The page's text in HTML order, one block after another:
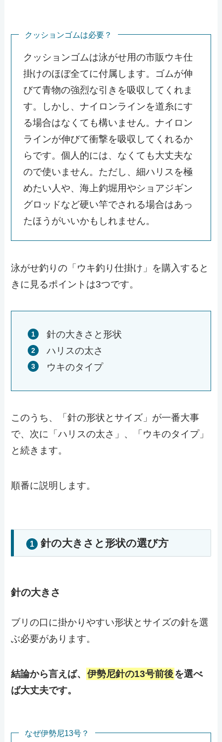
クッションゴムは必要？
クッションゴムは泳がせ用の市販ウキ仕
掛けのほぼ全てに付属します。ゴムが伸
びて青物の強烈な引きを吸収してくれま
す。しかし、ナイロンラインを道糸にす
る場合はなくても構いません。ナイロン
ラインが伸びて衝撃を吸収してくれるか
らです。個人的には、なくても大丈夫な
ので使いません。ただし、細ハリスを極
めたい人や、海上釣堀用やショアジギン
グロッドなど硬い竿でされる場合はあっ
たほうがいいかもしれません。
泳がせ釣りの「ウキ釣り仕掛け」を購入すると
きに見るポイントは3つです。
針の大きさと形状
ハリスの太さ
ウキのタイプ
このうち、「針の形状とサイズ」が一番大事
で、次に「ハリスの太さ」、「ウキのタイプ」
と続きます。
順番に説明します。
1 針の大きさと形状の選び方
針の大きさ
ブリの口に掛かりやすい形状とサイズの針を選
ぶ必要があります。
結論から言えば、 伊勢尼針の13号前後を選べ
ば大丈夫です。
なぜ伊勢尼13号？